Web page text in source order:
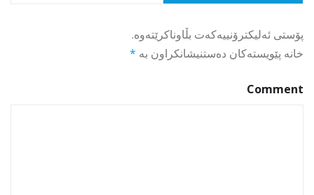
پۆستی ئەلیکترۆنییەکەت بڵاوناکرێتەوە.
خانە پێویستەکان دەستنیشانکراون بە *
Comment